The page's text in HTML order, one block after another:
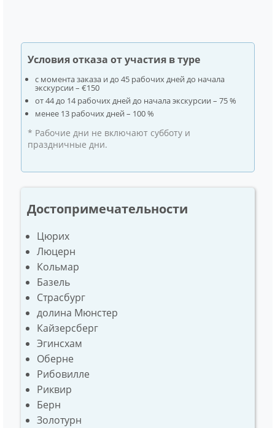
Условия отказа от участия в туре
с момента заказа и до 45 рабочих дней до начала
экскурсии – €150
от 44 до 14 рабочих дней до начала экскурсии – 75 %
менее 13 рабочих дней – 100 %
* Рабочие дни не включают субботу и
праздничные дни.
Достопри­ме­ча­тель­ности
Цюрих
Люцерн
Кольмар
Базель
Страсбург
долина Мюнстер
Кайзерсберг
Эгинсхам
Оберне
Рибовилле
Риквир
Берн
Золотурн